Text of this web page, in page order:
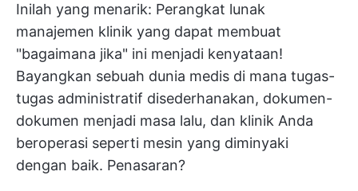
Inilah yang menarik: Perangkat lunak
manajemen klinik yang dapat membuat
"bagaimana jika" ini menjadi kenyataan!
Bayangkan sebuah dunia medis di mana tugas-
tugas administratif disederhanakan, dokumen-
dokumen menjadi masa lalu, dan klinik Anda
beroperasi seperti mesin yang diminyaki
dengan baik. Penasaran?